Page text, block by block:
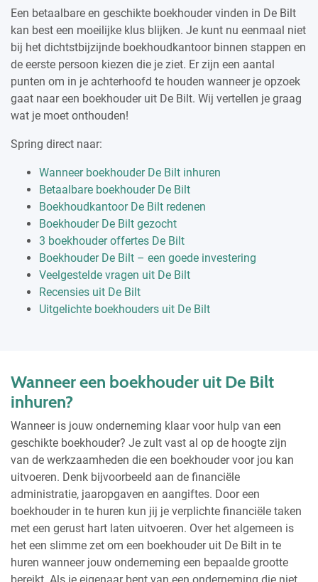
Een betaalbare en geschikte boekhouder vinden in De Bilt
kan best een moeilijke klus blijken. Je kunt nu eenmaal niet
bij het dichtstbijzijnde boekhoudkantoor binnen stappen en
de eerste persoon kiezen die je ziet. Er zijn een aantal
punten om in je achterhoofd te houden wanneer je opzoek
gaat naar een boekhouder uit De Bilt. Wij vertellen je graag
wat je moet onthouden!
Spring direct naar:
Wanneer boekhouder De Bilt inhuren
Betaalbare boekhouder De Bilt
Boekhoudkantoor De Bilt redenen
Boekhouder De Bilt gezocht
3 boekhouder offertes De Bilt
Boekhouder De Bilt – een goede investering
Veelgestelde vragen uit De Bilt
Recensies uit De Bilt
Uitgelichte boekhouders uit De Bilt
Wanneer een boekhouder uit De Bilt
inhuren?
Wanneer is jouw onderneming klaar voor hulp van een
geschikte boekhouder? Je zult vast al op de hoogte zijn
van de werkzaamheden die een boekhouder voor jou kan
uitvoeren. Denk bijvoorbeeld aan de financiële
administratie, jaaropgaven en aangiftes. Door een
boekhouder in te huren kun jij je verplichte financiële taken
met een gerust hart laten uitvoeren. Over het algemeen is
het een slimme zet om een boekhouder uit De Bilt in te
huren wanneer jouw onderneming een bepaalde grootte